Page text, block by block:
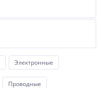
Электронные
Проводные